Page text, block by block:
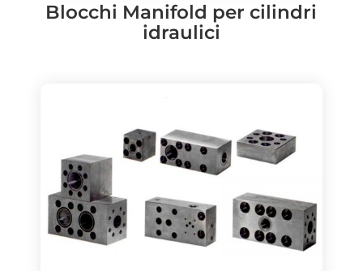
Blocchi Manifold per cilindri
idraulici